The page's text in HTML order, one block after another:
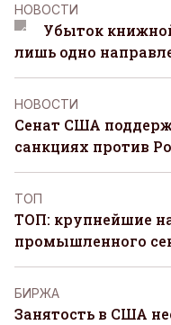
НОВОСТИ
Убыток
лишь одно
НОВОСТИ
Сенат США
санкциях против
ТОП
ТОП: крупнейшие
промышленного
БИРЖА
Занятость в США